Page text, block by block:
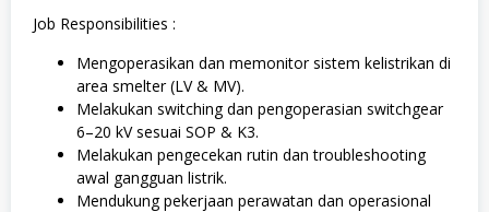
Job Responsibilities :
Mengoperasikan dan memonitor sistem kelistrikan di
area smelter (LV & MV).
Melakukan switching dan pengoperasian switchgear
6–20 kV sesuai SOP & K3.
Melakukan pengecekan rutin dan troubleshooting
awal gangguan listrik.
Mendukung pekerjaan perawatan dan operasional